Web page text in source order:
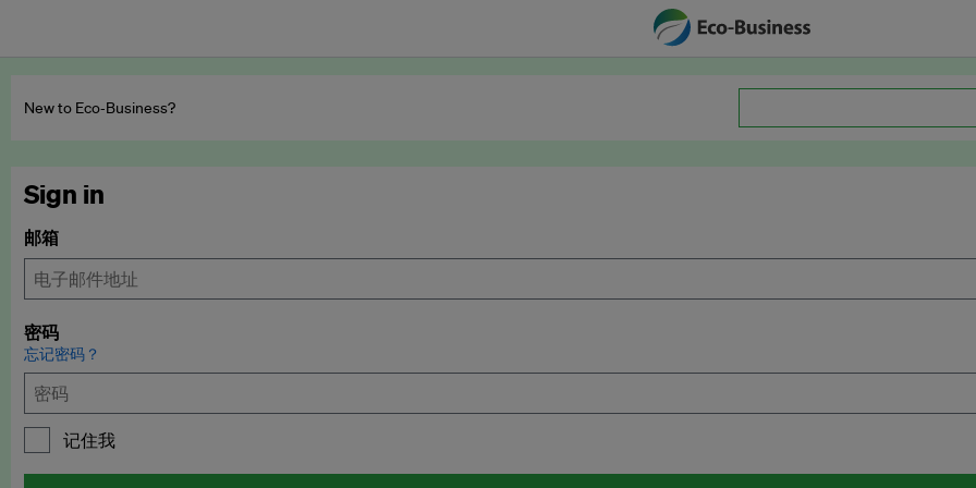
New to Eco‑Business?
Sign in
邮箱
密码
忘记密码？
记住我